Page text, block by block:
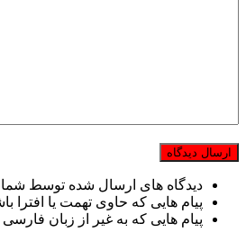
دیدگاه های ارسال شده توسط
پیام هایی که حاوی تهمت یا افترا
پیام هایی که به غیر از زبان